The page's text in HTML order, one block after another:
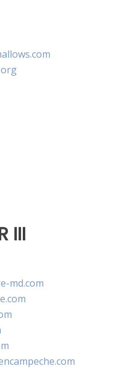
III
md.com